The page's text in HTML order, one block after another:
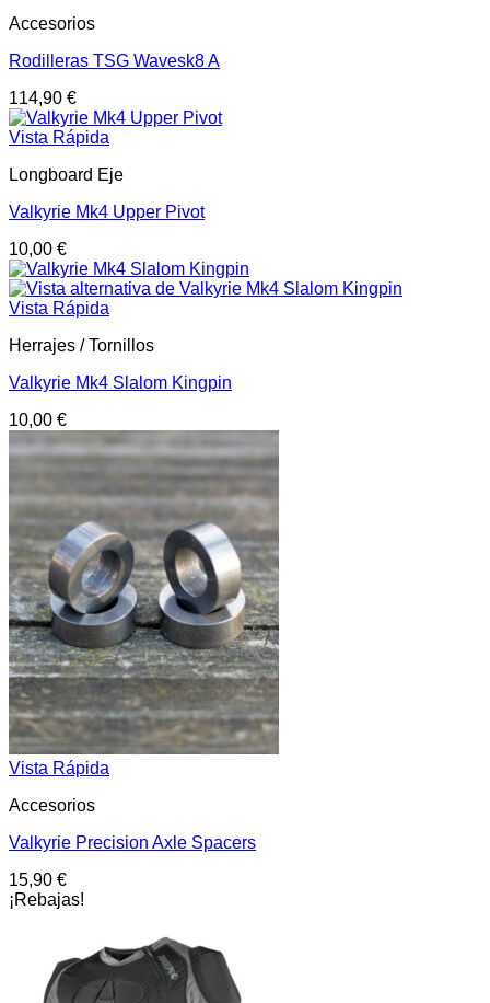
Accesorios
Rodilleras TSG Wavesk8 A
114,90 €
Vista Rápida
Longboard Eje
Valkyrie Mk4 Upper Pivot
10,00 €
Vista Rápida
Herrajes / Tornillos
Valkyrie Mk4 Slalom Kingpin
10,00 €
Vista Rápida
Accesorios
Valkyrie Precision Axle Spacers
15,90 €
¡Rebajas!